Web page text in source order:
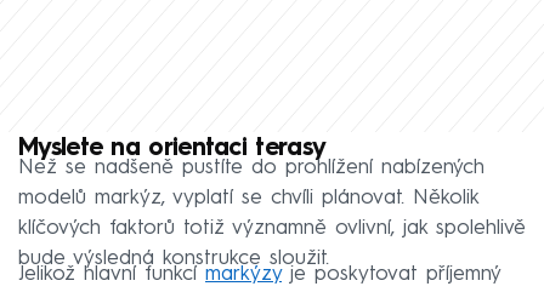
Myslete na orientaci terasy
Než se nadšeně pustíte do prohlížení nabízených
modelů markýz, vyplatí se chvíli plánovat. Několik
klíčových faktorů totiž významně ovlivní, jak spolehlivě
bude výsledná konstrukce sloužit.
Jelikož hlavní funkcí markýzyje poskytovat příjemný